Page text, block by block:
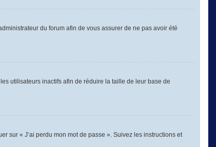
du forum afin de vous assurer de ne pas avoir été
utilisateurs inactifs afin de réduire la taille de leur base de
sur « J’ai perdu mon mot de passe ». Suivez les instructions et